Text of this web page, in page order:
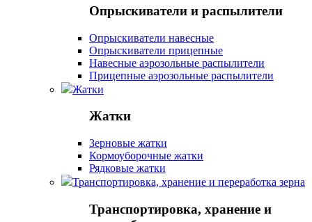
Опрыскиватели и распылители
Опрыскиватели навесные
Опрыскиватели прицепные
Навесные аэрозольные распылители
Прицепные аэрозольные распылители
Жатки
Жатки
Зерновые жатки
Кормоуборочные жатки
Рядковые жатки
Транспортировка, хранение и переработка зерна
Транспортировка, хранение и